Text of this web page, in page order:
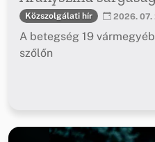
Közszolgálati hír 2026. 07.
A betegség 19
szőlőn